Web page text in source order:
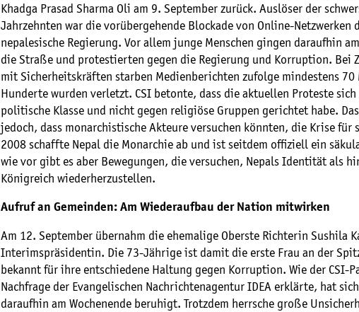
Khadga Prasad Sharma Oli am 9. September zurück. Auslöser der
Jahrzehnten war die vorübergehende Blockade von Online-Netzwerken
nepalesische Regierung. Vor allem junge Menschen gingen daraufhin
die Straße und protestierten gegen die Regierung und Korruption. Bei
mit Sicherheitskräften starben Medienberichten zufolge mindestens 70
Hunderte wurden verletzt. CSI betonte, dass die aktuellen Proteste sich
politische Klasse und nicht gegen religiöse Gruppen gerichtet habe.
jedoch, dass monarchistische Akteure versuchen könnten, die Krise für
2008 schaffte Nepal die Monarchie ab und ist seitdem offiziell ein
wie vor gibt es aber Bewegungen, die versuchen, Nepals Identität als
Königreich wiederherzustellen.
Aufruf an Gemeinden: Am Wiederaufbau der Nation mitwirken
Am 12. September übernahm die ehemalige Oberste Richterin Sushila
Interimspräsidentin. Die 73-Jährige ist damit die erste Frau an der
bekannt für ihre entschiedene Haltung gegen Korruption. Wie der CSI-
Nachfrage der Evangelischen Nachrichtenagentur IDEA erklärte, hat
daraufhin am Wochenende beruhigt. Trotzdem herrsche große